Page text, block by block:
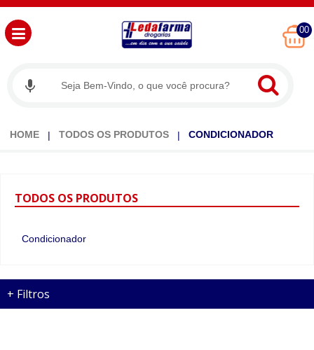
00
HOME TODOS OS PRODUTOS CONDICIONADOR
TODOS OS PRODUTOS
Condicionador
+ Filtros